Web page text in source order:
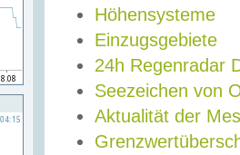
Höhensysteme
Einzugsgebiete
24h Regenradar
Seezeichen von
Aktualität der